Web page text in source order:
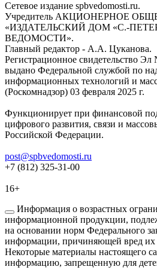
Сетевое издание spbvedomosti.ru.
Учредитель АКЦИОНЕРНОЕ
«ИЗДАТЕЛЬСКИЙ ДОМ «С.-
ВЕДОМОСТИ».
Главный редактор - А.А. Цуканова.
Регистрационное свидетельство
выдано Федеральной службой по
информационных технологий и
(Роскомнадзор) 03 февраля 2025 г.
Функционирует при финансовой
цифрового развития, связи и
Российской Федерации.
post@spbvedomosti.ru
+7 (812) 325-31-00
16+
Информация о возрастных
информационной продукции,
на основании норм Федерального
информации, причиняющей вред их
Некоторые материалы настоящего
информацию, запрещенную для